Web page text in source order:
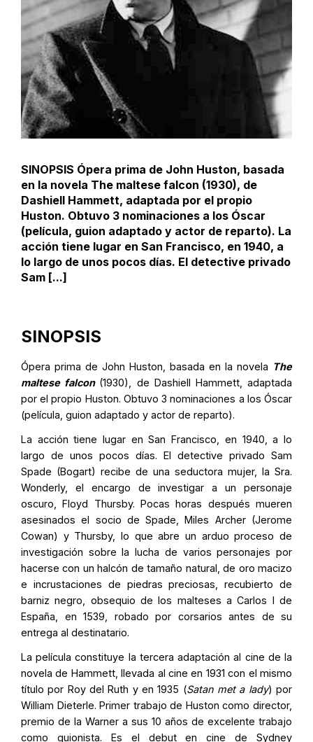
SINOPSIS Ópera prima de John Huston, basada
en la novela The maltese falcon (1930), de
Dashiell Hammett, adaptada por el propio
Huston. Obtuvo 3 nominaciones a los Óscar
(película, guion adaptado y actor de reparto). La
acción tiene lugar en San Francisco, en 1940, a
lo largo de unos pocos días. El detective privado
Sam [...]
SINOPSIS
Ópera prima de John Huston, basada en la novela The
maltese falcon (1930), de Dashiell Hammett, adaptada
por el propio Huston. Obtuvo 3 nominaciones a los Óscar
(película, guion adaptado y actor de reparto).
La acción tiene lugar en San Francisco, en 1940, a lo
largo de unos pocos días. El detective privado Sam
Spade (Bogart) recibe de una seductora mujer, la Sra.
Wonderly, el encargo de investigar a un personaje
oscuro, Floyd Thursby. Pocas horas después mueren
asesinados el socio de Spade, Miles Archer (Jerome
Cowan) y Thursby, lo que abre un arduo proceso de
investigación sobre la lucha de varios personajes por
hacerse con un halcón de tamaño natural, de oro macizo
e incrustaciones de piedras preciosas, recubierto de
barniz negro, obsequio de los malteses a Carlos I de
España, en 1539, robado por corsarios antes de su
entrega al destinatario.
La película constituye la tercera adaptación al cine de la
novela de Hammett, llevada al cine en 1931 con el mismo
título por Roy del Ruth y en 1935 (Satan met a lady) por
William Dieterle. Primer trabajo de Huston como director,
premio de la Warner a sus 10 años de excelente trabajo
como guionista. Es el debut en cine de Sydney